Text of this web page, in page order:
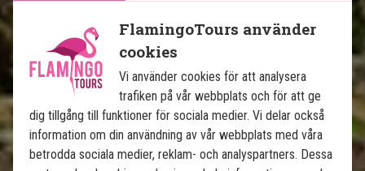
Historiska Peru med Amazonas
FlamingoTours använder
cookies
Vi använder cookies för att analysera
trafiken på vår webbplats och för att ge
dig tillgång till funktioner för sociala medier. Vi delar också
information om din användning av vår webbplats med våra
betrodda sociala medier, reklam- och analyspartners. Dessa